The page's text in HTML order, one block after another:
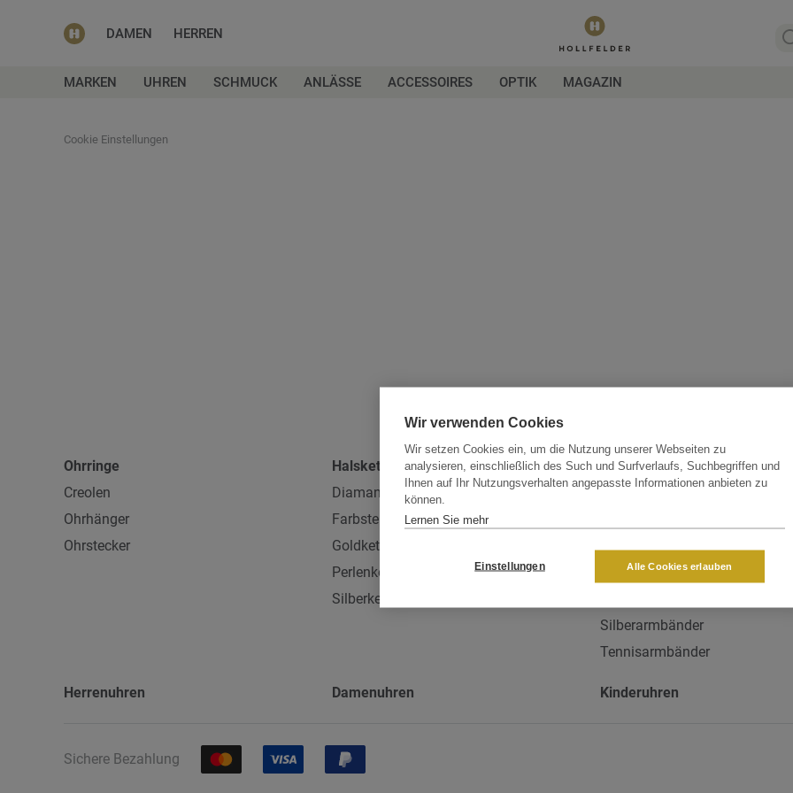
DAMEN HERREN
MARKEN UHREN SCHMUCK ANLÄSSE ACCESSOIRES OPTIK MAGAZIN
Cookie Einstellungen
Ohrringe
Creolen
Ohrhänger
Ohrstecker
Halsketten
Diamantenketten
Farbsteinketten
Goldketten
Perlenketten
Silberketten
Armbänder
Armreife
Elastische Armbänder
Goldarmbänder
Silberarmbänder
Tennisarmbänder
Herrenuhren Damenuhren Kinderuhren
Sichere Bezahlung
Wir verwenden Cookies
Wir setzen Cookies ein, um die Nutzung unserer Webseiten zu
analysieren, einschließlich des Such und Surfverlaufs, Suchbegriffen und
Ihnen auf Ihr Nutzungsverhalten angepasste Informationen anbieten zu
können.
Lernen Sie mehr
Einstellungen Alle Cookies erlauben